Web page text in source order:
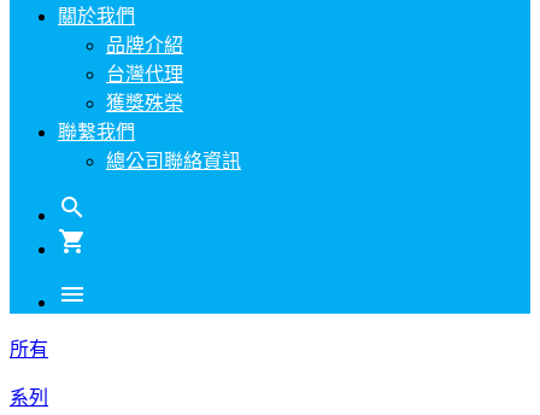
關於我們
品牌介紹
台灣代理
獲獎殊榮
聯繫我們
總公司聯絡資訊
search
shopping_cart
menu
所有
系列